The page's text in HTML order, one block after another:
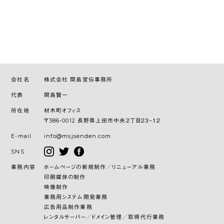
会社名 株式会社 間島宣伝事務所
代表 間島賢一
所在地
材木町オフィス
〒386-0012 長野県上田市中央２丁目２３−１２
E-mail info@msjsenden.com
SNS
業務内容
ホームページの新規制作／リニューアル業務
印刷媒体の制作
映像制作
業務用システム開発業務
広告用品制作業務
レンタルサーバー／ドメイン管理／取得代行業務